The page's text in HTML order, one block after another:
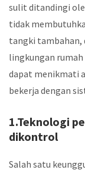
sulit ditandingi
tidak
tangki tambahan,
lingkungan
dapat menikmati
bekerja dengan
1.Teknologi
dikontrol
Salah satu